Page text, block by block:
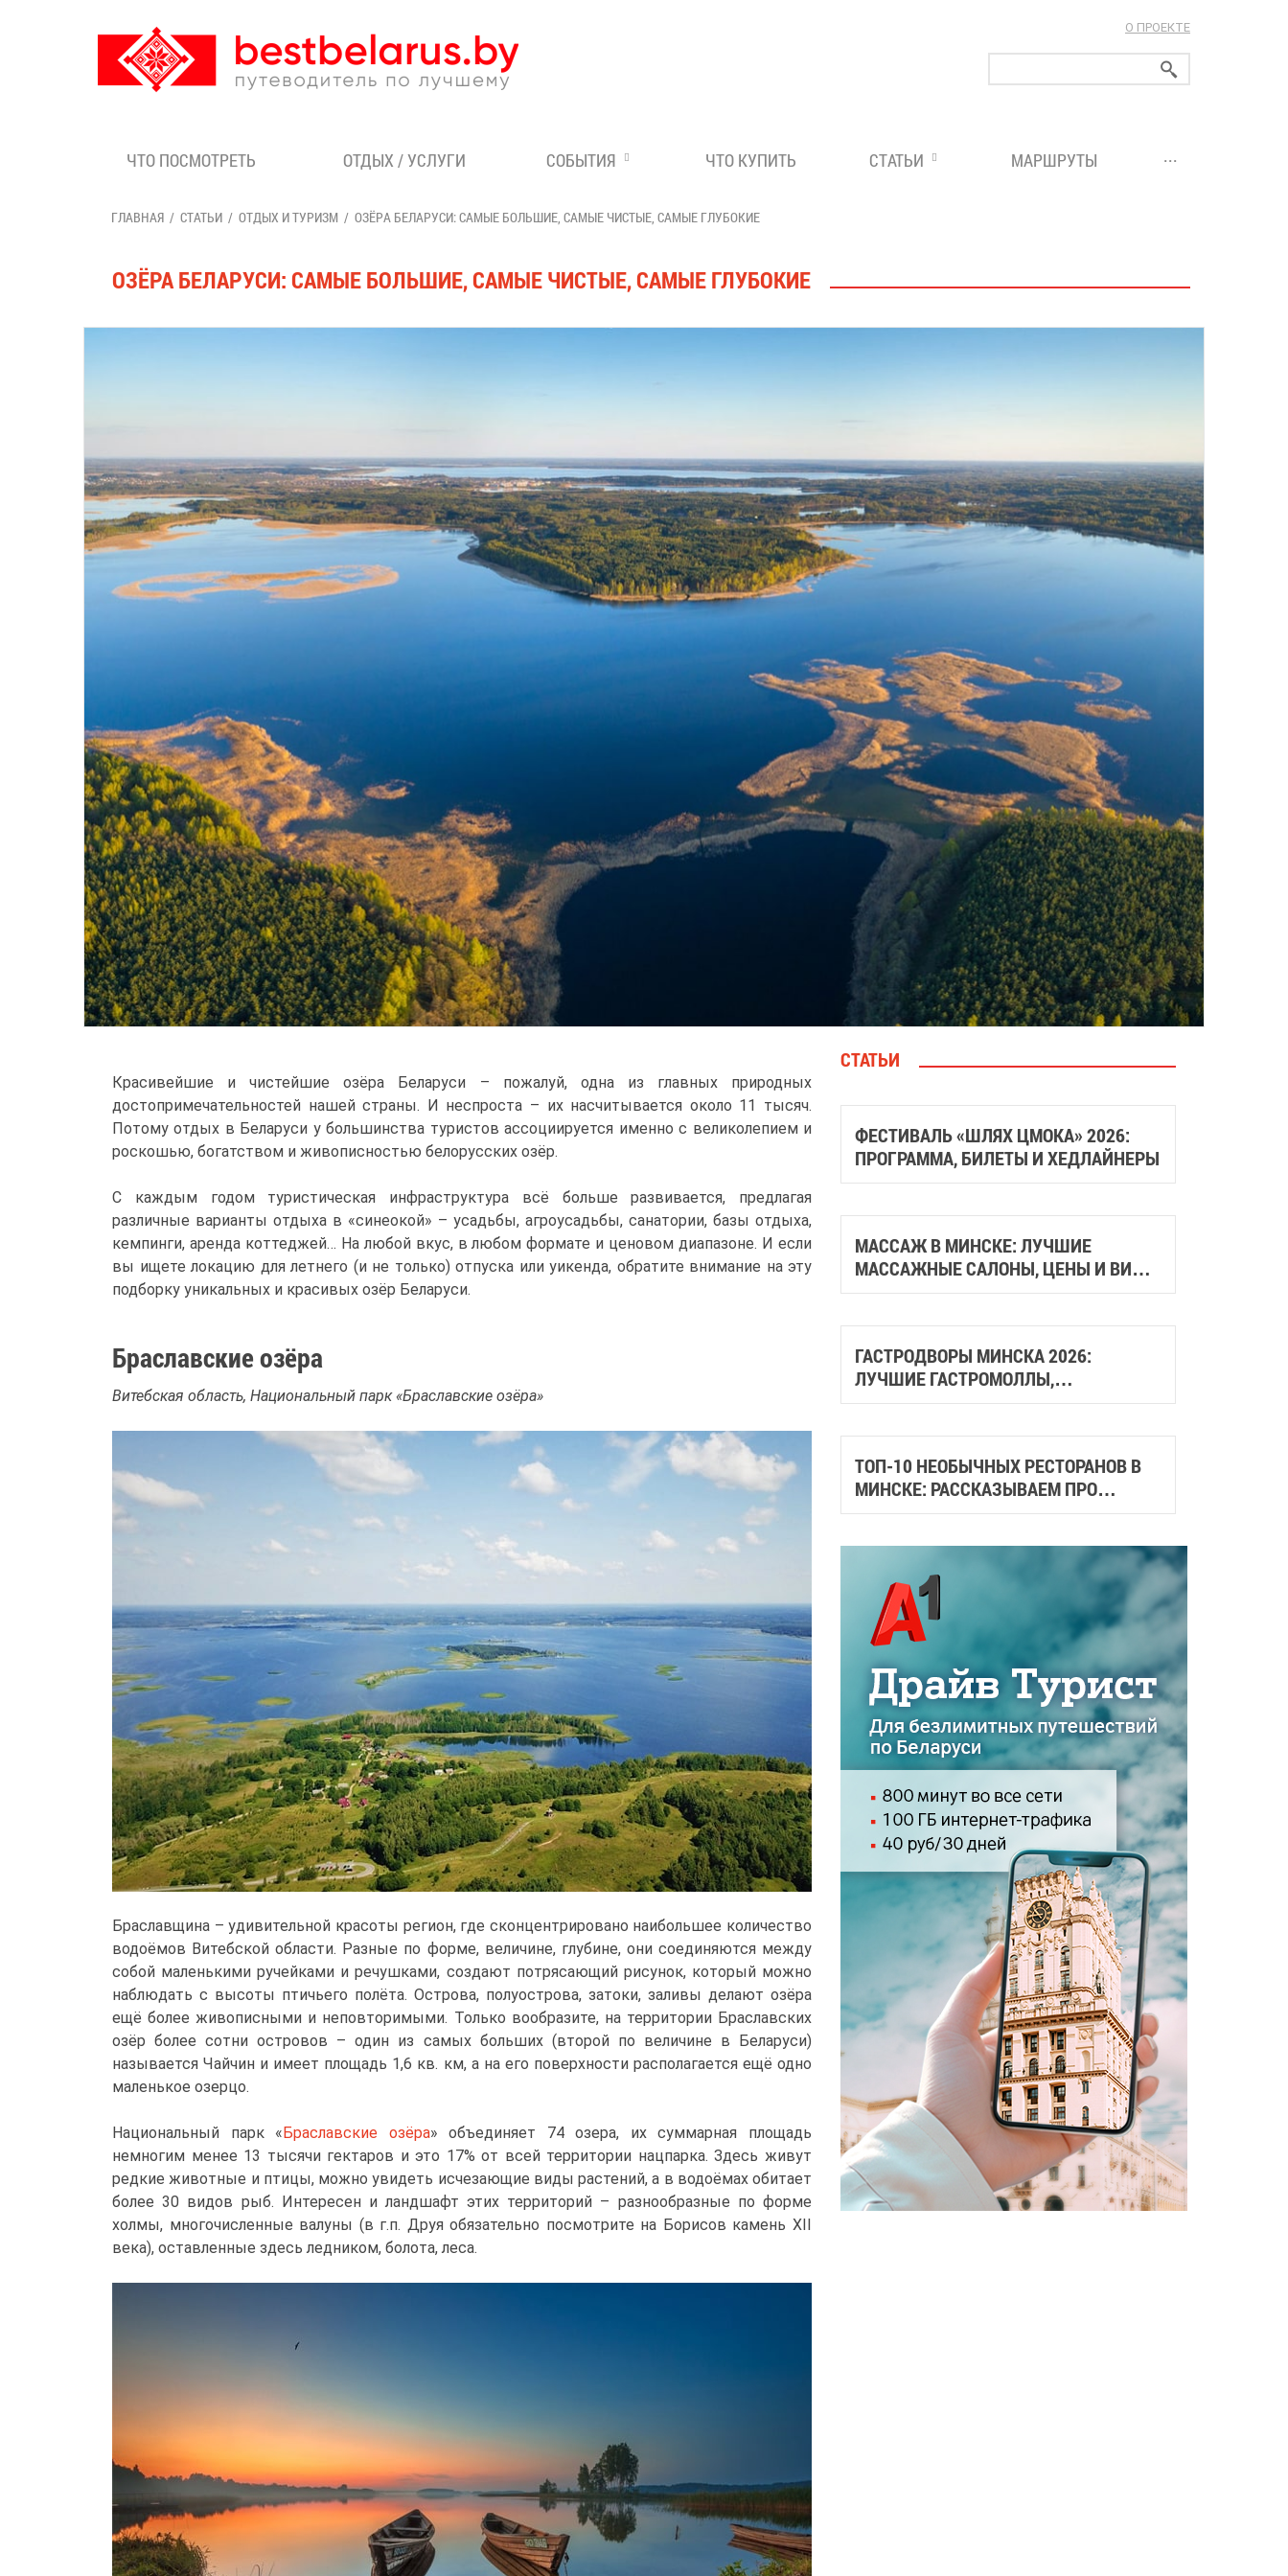
О ПРОЕКТЕ
ЧТО ПОСМОТРЕТЬ ОТДЫХ / УСЛУГИ СОБЫТИЯ ЧТО КУПИТЬ СТАТЬИ МАРШРУТЫ ...
ГЛАВНАЯ СТАТЬИ ОТДЫХ И ТУРИЗМ ОЗЁРА БЕЛАРУСИ: САМЫЕ БОЛЬШИЕ, САМЫЕ ЧИСТЫЕ, САМЫЕ ГЛУБОКИЕ
ОЗЁРА БЕЛАРУСИ: САМЫЕ БОЛЬШИЕ, САМЫЕ ЧИСТЫЕ, САМЫЕ ГЛУБОКИЕ
Красивейшие и чистейшие озёра Беларуси – пожалуй, одна из главных природных
достопримечательностей нашей страны. И неспроста – их насчитывается около 11 тысяч.
Потому отдых в Беларуси у большинства туристов ассоциируется именно с великолепием и
роскошью, богатством и живописностью белорусских озёр.
С каждым годом туристическая инфраструктура всё больше развивается, предлагая
различные варианты отдыха в «синеокой» – усадьбы, агроусадьбы, санатории, базы отдыха,
кемпинги, аренда коттеджей… На любой вкус, в любом формате и ценовом диапазоне. И если
вы ищете локацию для летнего (и не только) отпуска или уикенда, обратите внимание на эту
подборку уникальных и красивых озёр Беларуси.
Браславские озёра
Витебская область, Национальный парк «Браславские озёра»
Браславщина – удивительной красоты регион, где сконцентрировано наибольшее количество
водоёмов Витебской области. Разные по форме, величине, глубине, они соединяются между
собой маленькими ручейками и речушками, создают потрясающий рисунок, который можно
наблюдать с высоты птичьего полёта. Острова, полуострова, затоки, заливы делают озёра
ещё более живописными и неповторимыми. Только вообразите, на территории Браславских
озёр более сотни островов – один из самых больших (второй по величине в Беларуси)
называется Чайчин и имеет площадь 1,6 кв. км, а на его поверхности располагается ещё одно
маленькое озерцо.
Национальный парк «Браславские озёра» объединяет 74 озера, их суммарная площадь
немногим менее 13 тысячи гектаров и это 17% от всей территории нацпарка. Здесь живут
редкие животные и птицы, можно увидеть исчезающие виды растений, а в водоёмах обитает
более 30 видов рыб. Интересен и ландшафт этих территорий – разнообразные по форме
холмы, многочисленные валуны (в г.п. Друя обязательно посмотрите на Борисов камень XII
века), оставленные здесь ледником, болота, леса.
СТАТЬИ
ФЕСТИВАЛЬ «ШЛЯХ ЦМОКА» 2026:
ПРОГРАММА, БИЛЕТЫ И ХЕДЛАЙНЕРЫ
МАССАЖ В МИНСКЕ: ЛУЧШИЕ
МАССАЖНЫЕ САЛОНЫ, ЦЕНЫ И ВИДЫ
МАССАЖА
ГАСТРОДВОРЫ МИНСКА 2026:
ЛУЧШИЕ ГАСТРОМОЛЛЫ,
ГАСТРОСКВЕРЫ И МЕСТА СО
ТОП-10 НЕОБЫЧНЫХ РЕСТОРАНОВ В
МИНСКЕ: РАССКАЗЫВАЕМ ПРО
СТИЛЬНЫЕ И АТМОСФЕРНЫЕ МЕСТА